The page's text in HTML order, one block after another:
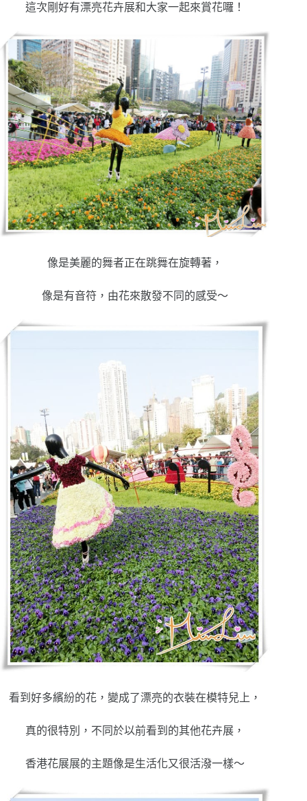
這次剛好有漂亮花卉展和大家一起來賞花囉！
像是美麗的舞者正在跳舞在旋轉著，
像是有音符，由花來散發不同的感受～
看到好多繽紛的花，變成了漂亮的衣裝在模特兒上，
真的很特別，不同於以前看到的其他花卉展，
香港花展展的主題像是生活化又很活潑一樣～